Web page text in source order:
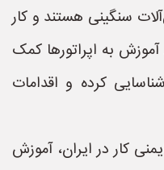
سنگینی هستند و کار
به اپراتورها کمک
کرده و اقدامات
کار در ایران، آموزش